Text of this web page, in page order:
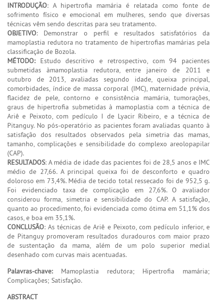
INTRODUÇÃO: A hipertrofia mamária é relatada como fonte de
sofrimento físico e emocional em mulheres, sendo que diversas
técnicas vêm sendo descritas para seu tratamento.
OBJETIVO: Demonstrar o perfil e resultados satisfatórios da
mamoplastia redutora no tratamento de hipertrofias mamárias pela
classificação de Bozola.
MÉTODO:Estudo descritivo e retrospectivo, com 94 pacientes
submetidas àmamoplastia redutora, entre janeiro de 2011 e
outubro de 2013, avaliadas segundo idade, queixa principal,
comorbidades, índice de massa corporal (IMC), maternidade prévia,
flacidez de pele, contorno e consistência mamária, tumorações,
graus de hipertrofia submetidas à mamoplastia com a técnica de
Ariê e Peixoto, com pedículo I de Lyacir Ribeiro, e a técnica de
Pitanguy. No pós-operatório as pacientes foram avaliadas quanto à
satisfação dos resultados observados pela simetria das mamas,
tamanho, complicações e sensibilidade do complexo areolopapilar
(CAP).
RESULTADOS: A média de idade das pacientes foi de 28,5 anos e IMC
médio de 27,66. A principal queixa foi de desconforto e quadro
doloroso em 73,4%. Média de tecido total ressecado foi de 952,5 g.
Foi evidenciado taxa de complicação em 27,6%. O avaliador
considerou forma, simetria e sensibilidade do CAP. A satisfação,
quanto ao procedimento, foi evidenciada como ótima em 51,1% dos
casos, e boa em 35,1%.
CONCLUSÃO: As técnicas de Ariê e Peixoto, com pedículo inferior, e
de Pitanguy promoveram resultados duradouros com maior prazo
de sustentação da mama, além de um polo superior medial
desenhado com curvas mais acentuadas.
Palavras-chave:Mamoplastia redutora; Hipertrofia mamária;
Complicações; Satisfação.
ABSTRACT